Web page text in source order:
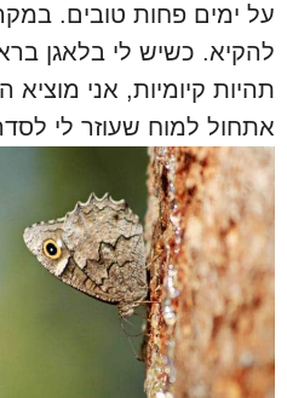
על ימים פחות טובים.
להקיא. כשיש לי בלאגן
תהיות קיומיות, אני
אתחול למוח שעוזר לי